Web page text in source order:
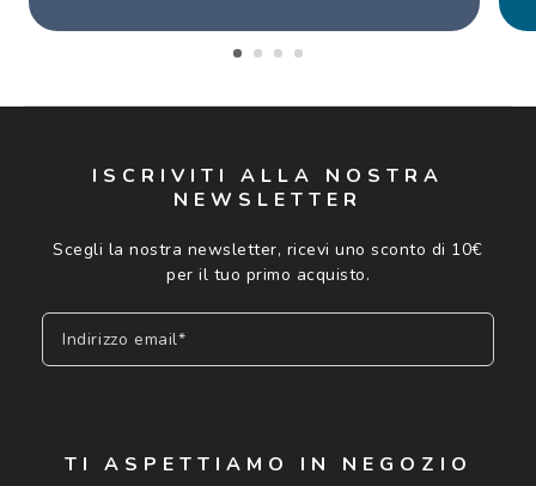
ISCRIVITI ALLA NOSTRA
NEWSLETTER
Scegli la nostra newsletter, ricevi uno sconto di 10€
per il tuo primo acquisto.
Indirizzo email*
TI ASPETTIAMO IN NEGOZIO